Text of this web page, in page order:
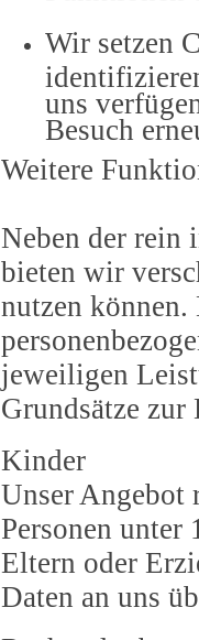
Wir setzen
uns
Besuch
Weitere
Neben der rein
bieten wir
nutzen können.
jeweiligen
Grundsätze zur
Kinder
Unser Angebot
Personen unter
Eltern oder
Daten an uns